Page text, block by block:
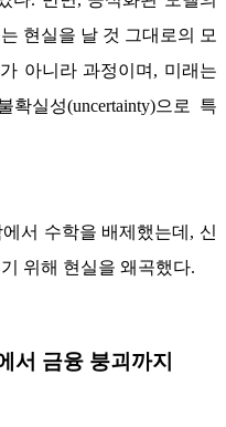
현실을 날 것 그대로의 모
아니라 과정이며, 미래는
실성(uncertainty)으로 특
서 수학을 배제했는데, 신
위해 현실을 왜곡했다.
서 금융 붕괴까지